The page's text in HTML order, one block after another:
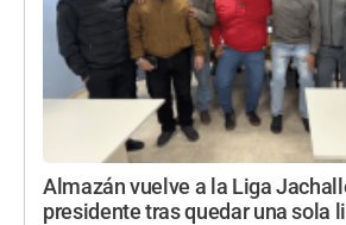
Almazán vuelve a la Liga
presidente tras quedar una sola